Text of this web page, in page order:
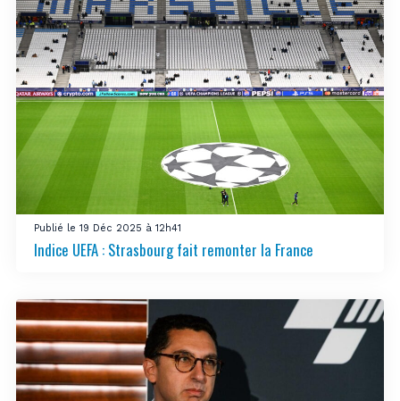
Publié le 19 Déc 2025 à 12h41
Indice UEFA : Strasbourg fait remonter la France